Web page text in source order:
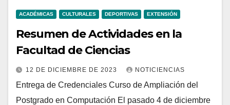
ACADÉMICAS CULTURALES DEPORTIVAS EXTENSIÓN
Resumen de Actividades en la
Facultad de Ciencias
12 DE DICIEMBRE DE 2023 NOTICIENCIAS
Entrega de Credenciales Curso de Ampliación del
Postgrado en Computación El pasado 4 de diciembre